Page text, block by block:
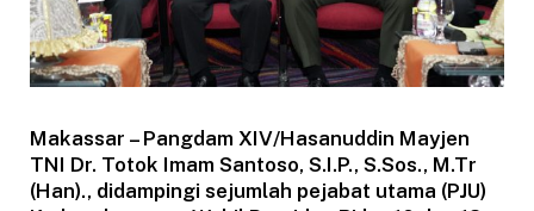
Makassar – Pangdam XIV/Hasanuddin Mayjen
TNI Dr. Totok Imam Santoso, S.I.P., S.Sos., M.Tr
(Han)., didampingi sejumlah pejabat utama (PJU)